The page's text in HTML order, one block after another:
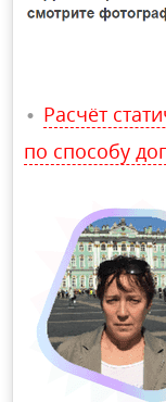
Расчёт
по способу